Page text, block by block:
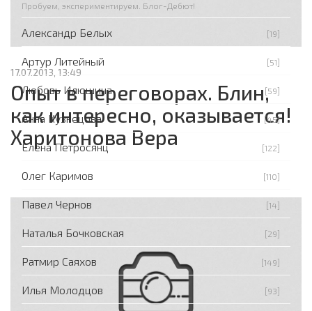
17.07.2013, 13:49
Опыт в переговорах. Блин,
как интересно, оказывается!
Харитонова Вера
Пробуем, экспериментируем. Блог-Дебют!
Александр Белых [19]
Артур Литейный [51]
Любовь Илюшина [59]
Анна Кузнецова [45]
Елена Петросянц [122]
Олег Каримов [110]
Павел Чернов [14]
Наталья Бочковская [29]
Ратмир Саяхов [149]
Илья Молодцов [93]